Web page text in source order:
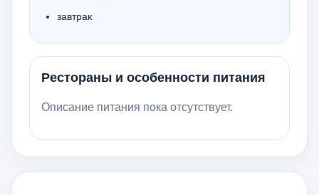
завтрак
Рестораны и особенности питания
Описание питания пока отсутствует.